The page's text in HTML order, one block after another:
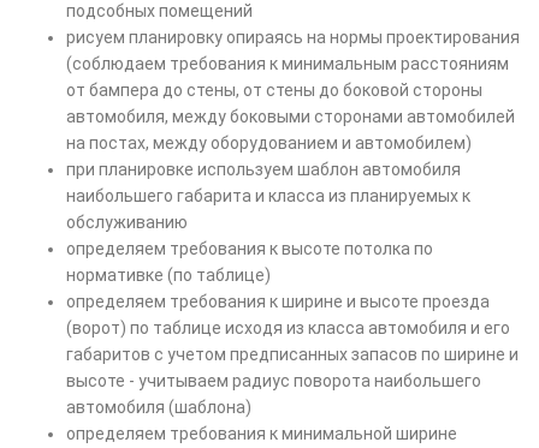
подсобных помещений
рисуем планировку опираясь на нормы проектирования
(соблюдаем требования к минимальным расстояниям
от бампера до стены, от стены до боковой стороны
автомобиля, между боковыми сторонами автомобилей
на постах, между оборудованием и автомобилем)
при планировке используем шаблон автомобиля
наибольшего габарита и класса из планируемых к
обслуживанию
определяем требования к высоте потолка по
нормативке (по таблице)
определяем требования к ширине и высоте проезда
(ворот) по таблице исходя из класса автомобиля и его
габаритов с учетом предписанных запасов по ширине и
высоте - учитываем радиус поворота наибольшего
автомобиля (шаблона)
определяем требования к минимальной ширине